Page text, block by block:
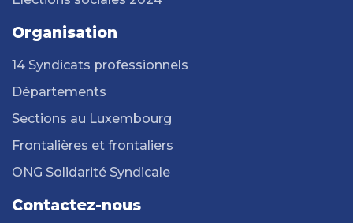
Organisation
14 Syndicats professionnels
Départements
Sections au Luxembourg
Frontalières et frontaliers
ONG Solidarité Syndicale
Contactez-nous